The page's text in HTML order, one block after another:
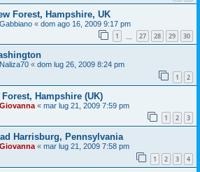
Forest, Hampshire, UK
Gabbiano « dom ago 16, 2009 9:17 pm
1 27 28 29 30
Naliza70 « dom lug 26, 2009 8:24 pm
1 2
Hampshire (UK)
Giovanna « mar lug 21, 2009 7:59 pm
1 2 3
Harrisburg, Pennsylvania
Giovanna« mar lug 21, 2009 7:58 pm
1 2 3 4